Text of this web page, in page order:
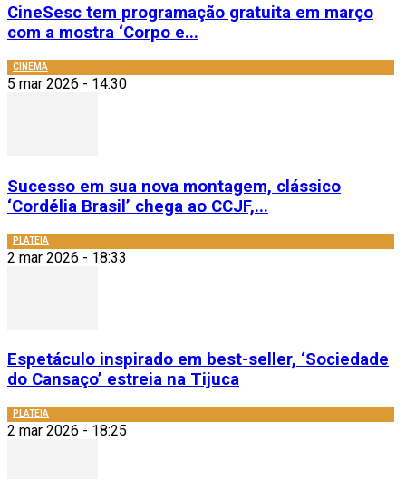
CineSesc tem programação gratuita em março
com a mostra ‘Corpo e...
CINEMA
5 mar 2026 - 14:30
Sucesso em sua nova montagem, clássico
‘Cordélia Brasil’ chega ao CCJF,...
PLATEIA
2 mar 2026 - 18:33
Espetáculo inspirado em best-seller, ‘Sociedade
do Cansaço’ estreia na Tijuca
PLATEIA
2 mar 2026 - 18:25